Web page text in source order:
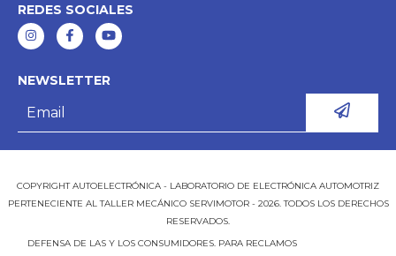
REDES SOCIALES
NEWSLETTER
COPYRIGHT AUTOELECTRÓNICA - LABORATORIO DE ELECTRÓNICA AUTOMOTRIZ
PERTENECIENTE AL TALLER MECÁNICO SERVIMOTOR - 2026. TODOS LOS DERECHOS
RESERVADOS.
DEFENSA DE LAS Y LOS CONSUMIDORES. PARA RECLAMOS